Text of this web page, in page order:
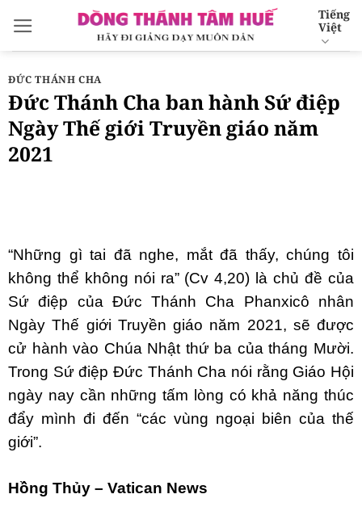
qua
nội
dung
Tiếng
Việt
ĐỨC THÁNH CHA
Đức Thánh Cha ban hành Sứ điệp
Ngày Thế giới Truyền giáo năm
2021
“Những gì tai đã nghe, mắt đã thấy, chúng tôi
không thể không nói ra” (Cv 4,20) là chủ đề của
Sứ điệp của Đức Thánh Cha Phanxicô nhân
Ngày Thế giới Truyền giáo năm 2021, sẽ được
cử hành vào Chúa Nhật thứ ba của tháng Mười.
Trong Sứ điệp Đức Thánh Cha nói rằng Giáo Hội
ngày nay cần những tấm lòng có khả năng thúc
đẩy mình đi đến “các vùng ngoại biên của thế
giới”.
Hồng Thủy – Vatican News